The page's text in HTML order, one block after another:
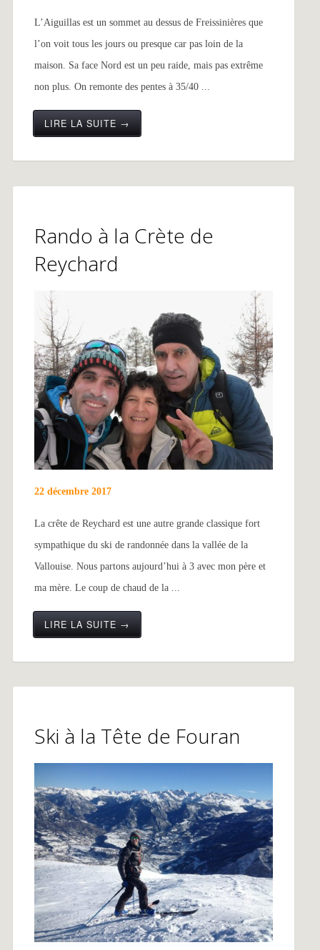
L’Aiguillas est un sommet au dessus de Freissinières que
l’on voit tous les jours ou presque car pas loin de la
maison. Sa face Nord est un peu raide, mais pas extrême
non plus. On remonte des pentes à 35/40 ...
LIRE LA SUITE →
Rando à la Crète de
Reychard
22 décembre 2017
La crête de Reychard est une autre grande classique fort
sympathique du ski de randonnée dans la vallée de la
Vallouise. Nous partons aujourd’hui à 3 avec mon père et
ma mère. Le coup de chaud de la ...
LIRE LA SUITE →
Ski à la Tête de Fouran